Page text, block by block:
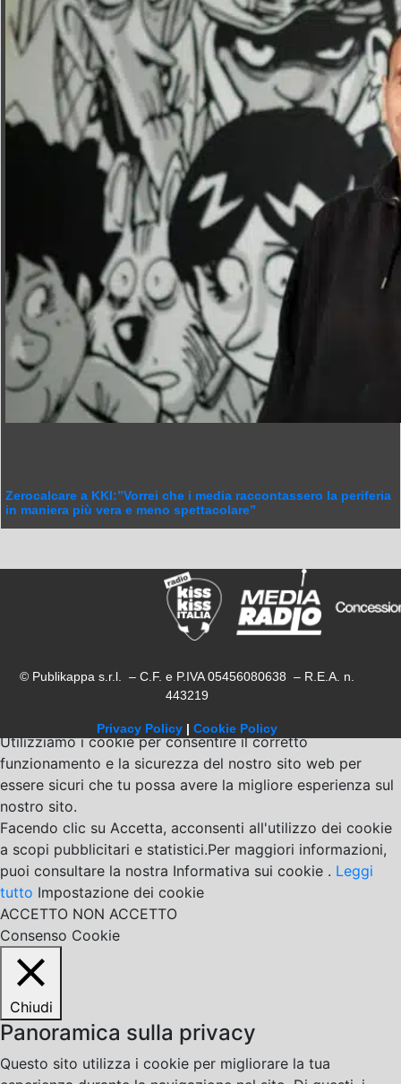
Zerocalcare a KKI:”Vorrei che i media raccontassero la periferia
in maniera più vera e meno spettacolare”
© Publikappa s.r.l. – C.F. e P.IVA 05456080638 – R.E.A. n.
443219
Privacy Policy | Cookie Policy
Utilizziamo i cookie per consentire il corretto
funzionamento e la sicurezza del nostro sito web per
essere sicuri che tu possa avere la migliore esperienza sul
nostro sito.
Facendo clic su Accetta, acconsenti all'utilizzo dei cookie
a scopi pubblicitari e statistici.Per maggiori informazioni,
puoi consultare la nostra Informativa sui cookie . Leggi
tutto Impostazione dei cookie
ACCETTO NON ACCETTO
Consenso Cookie
Chiudi
Panoramica sulla privacy
Questo sito utilizza i cookie per migliorare la tua